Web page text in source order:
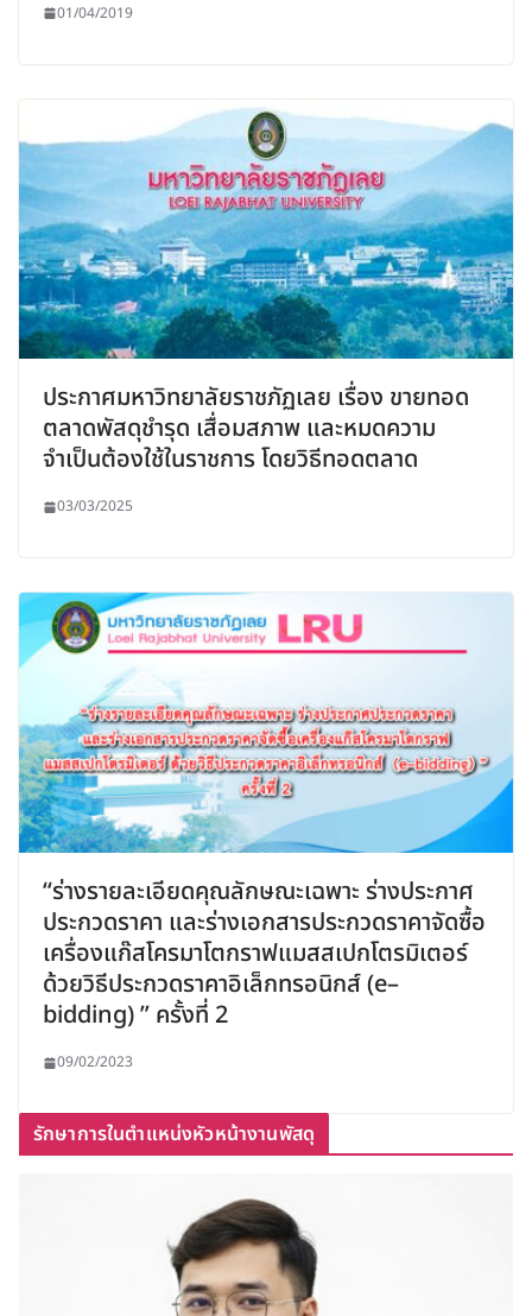
01/04/2019
ประกาศมหาวิทยาลัยราชภัฏเลย เรื่อง ขายทอด
ตลาดพัสดุชำรุด เสื่อมสภาพ และหมดความ
จำเป็นต้องใช้ในราชการ โดยวิธีทอดตลาด
03/03/2025
“ร่างรายละเอียดคุณลักษณะเฉพาะ ร่างประกาศ
ประกวดราคา และร่างเอกสารประกวดราคาจัดซื้อ
เครื่องแก๊สโครมาโตกราฟแมสสเปกโตรมิเตอร์
ด้วยวิธีประกวดราคาอิเล็กทรอนิกส์ (e–
bidding) ” ครั้งที่ 2
09/02/2023
รักษาการในตำแหน่งหัวหน้างานพัสดุ